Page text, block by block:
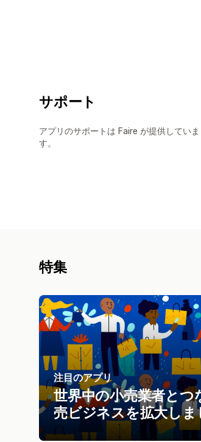
サポート
アプリのサポートは Faire が提供していま
す。
特集
注目のアプリ
世界中の小売業者とつ
売ビジネスを拡大しま